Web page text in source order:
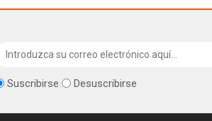
Suscribirse
Desuscribirse